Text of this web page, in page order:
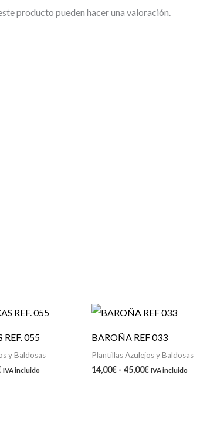
producto pueden hacer una valoración.
REF. 055
y Baldosas
Rango
de
desde
14,00€
hasta
45,00€
IVA incluido
BAROÑA REF 033
Plantillas Azulejos y Baldosas
14,00€ - 45,00€
Rango
de
desde
14,00€
hasta
45,00€
IVA incluido